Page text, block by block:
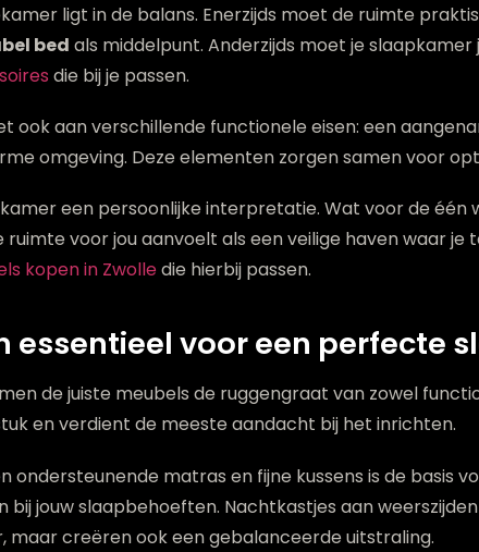
ligt in de balans. Enerzijds moet de ruimte
bed als middelpunt. Anderzijds moet je
die bij je passen.
ook aan verschillende functionele eisen: een
omgeving. Deze elementen zorgen samen voor
een persoonlijke interpretatie. Wat voor de één
voor jou aanvoelt als een veilige haven waar je
kopen in Zwolledie hierbij passen.
essentieel voor een perfecte
de juiste meubels de ruggengraat van zowel
en verdient de meeste aandacht bij het inrichten.
ondersteunende matras en fijne kussens is de basis
jouw slaapbehoeften. Nachtkastjes aan
maar creëren ook een gebalanceerde uitstraling.